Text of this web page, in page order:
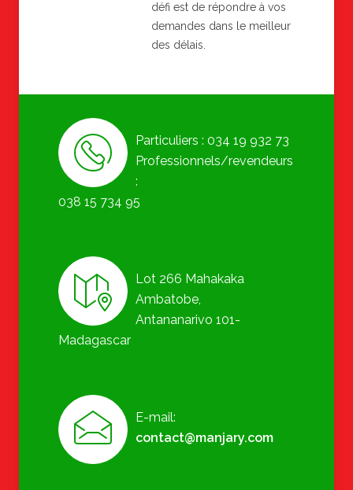
défi est de répondre à vos
demandes dans le meilleur
des délais.
Particuliers : 034 19 932 73
Professionnels/revendeurs
:
038 15 734 95
Lot 266 Mahakaka
Ambatobe,
Antananarivo 101-
Madagascar
E-mail:
contact@manjary.com